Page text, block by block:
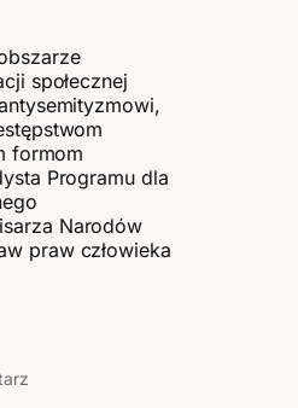
społecznej
formom
Programu dla
Narodów
praw człowieka